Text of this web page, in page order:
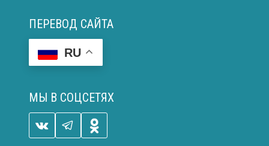
ПЕРЕВОД САЙТА
RU
МЫ В СОЦСЕТЯХ